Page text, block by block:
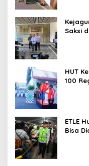
Saksi
HUT
100
ETLE
Bisa